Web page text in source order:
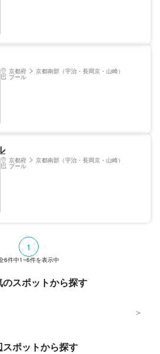
京都府 京都南部（宇治・長岡京・山崎）
プール
京都府 京都南部（宇治・長岡京・山崎）
プール
1
6件中1~6件を表示中
スポットから探す
ポットから探す